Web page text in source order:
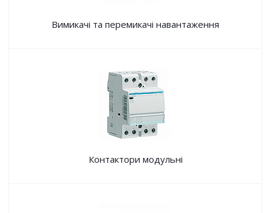
Вимикачі та перемикачі навантаження
Контактори модульні